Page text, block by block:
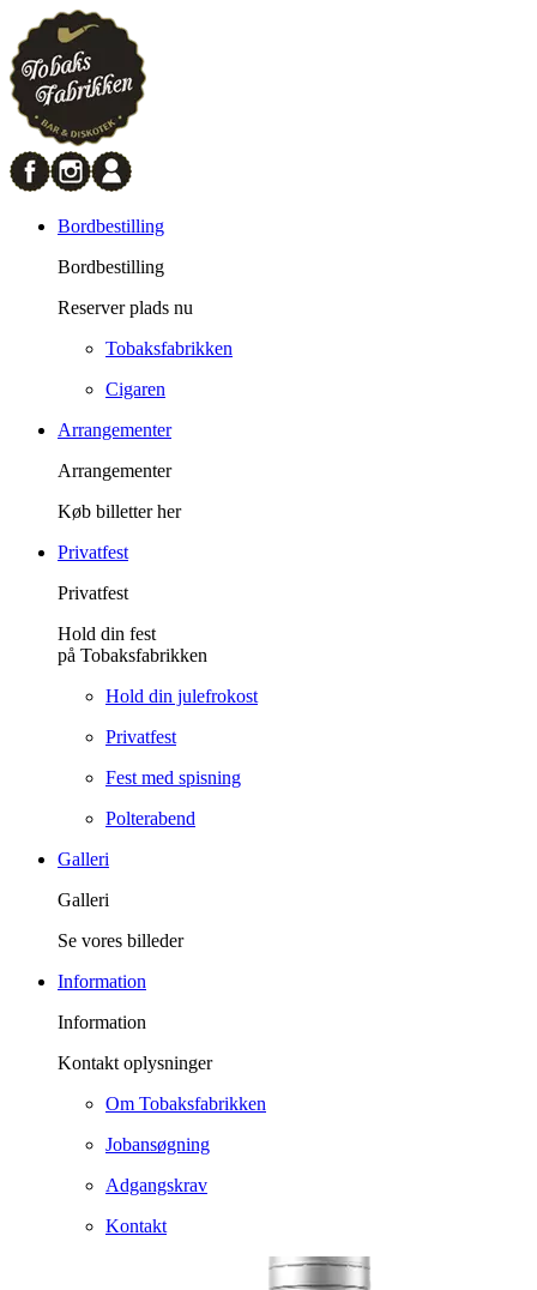
Bordbestilling
Bordbestilling
Reserver plads nu
Tobaksfabrikken
Cigaren
Arrangementer
Arrangementer
Køb billetter her
Privatfest
Privatfest
Hold din fest
på Tobaksfabrikken
Hold din julefrokost
Privatfest
Fest med spisning
Polterabend
Galleri
Galleri
Se vores billeder
Information
Information
Kontakt oplysninger
Om Tobaksfabrikken
Jobansøgning
Adgangskrav
Kontakt